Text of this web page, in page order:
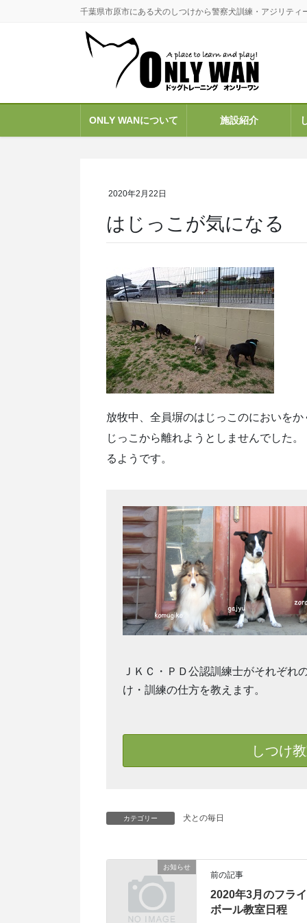
移
ン
移
千葉県市原市にある犬のしつけから警察犬訓練・アジリテ
ONLY WANについて 施設紹介
2020年2月22日
はじっこが気になる
放牧中、全員塀のはじっこのにおいを
じっこから離れようとしませんでした
るようです。
ＪＫＣ・ＰＤ公認訓練士がそれぞれ
け・訓練の仕方を教えます。
しつけ
カテゴリー 犬との毎日
お知らせ
前の記事
2020年3月のフライ
ボール教室日程